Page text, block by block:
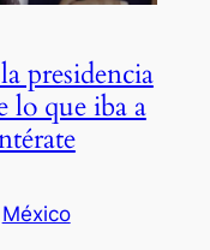
presidencia
lo que iba a
México